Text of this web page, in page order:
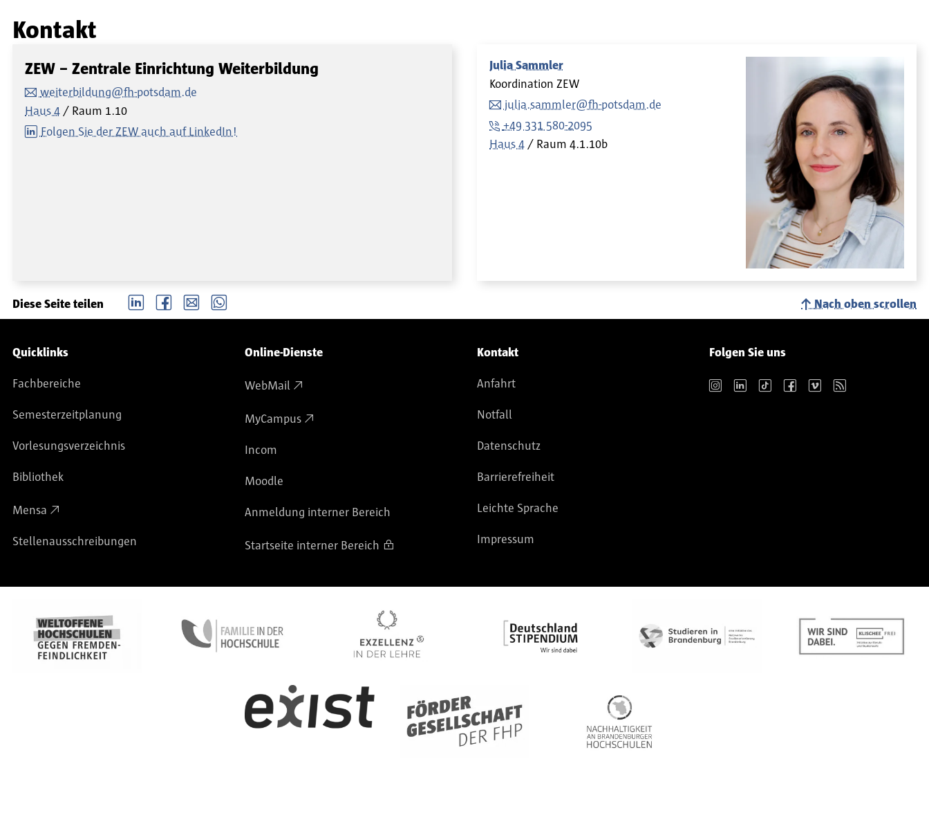
Kontakt
ZEW – Zentrale Einrichtung Weiterbildung
weiterbildung@fh-potsdam.de
Haus 4
Raum 1.10
Folgen Sie der ZEW auch auf LinkedIn!
Julia Sammler
Koordination ZEW
julia.sammler@fh-potsdam.de
+49 331 580-2095
Haus 4
Raum 4.1.10b
Diese Seite teilen LinkedIn Facebook email Whatsapp Nach oben scrollen
Service-Navigation
Quicklinks
Fachbereiche
Semesterzeitplanung
Vorlesungsverzeichnis
Bibliothek
Mensa
Stellenausschreibungen
Online-Dienste
WebMail
MyCampus
Incom
Moodle
Anmeldung interner Bereich
Startseite interner Bereich
Kontakt
Anfahrt
Notfall
Datenschutz
Barrierefreiheit
Leichte Sprache
Impressum
Folgen Sie uns
Instagram LinkedIn TikTok Facebook Vimeo RSS